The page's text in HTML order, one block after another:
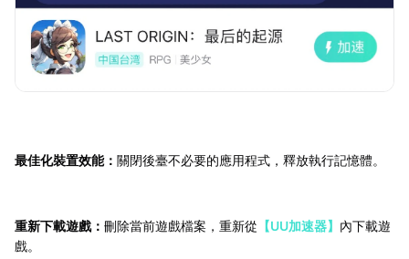
最佳化裝置效能： 關閉後臺不必要的應用程式，釋放執行記憶體。
重新下載遊戲： 刪除當前遊戲檔案，重新從 【UU加速器】 內下載遊
戲。